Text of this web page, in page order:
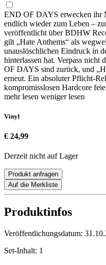
END OF DAYS erwecken ihr
endlich wieder zum Leben –
veröffentlicht über BDHW
gilt „Hate Anthems“ als
unauslöschlichen Eindruck in
hinterlassen hat. Verpass nicht
OF DAYS sind zurück, und
erneut. Ein absoluter Pflicht-
kompromisslosen Hardcore
mehr lesen weniger lesen
Vinyl
€ 24,99
Derzeit nicht auf Lager
Produkt anfragen
Auf die Merkliste
Produktinfos
Veröffentlichungsdatum:
Set-Inhalt: 1